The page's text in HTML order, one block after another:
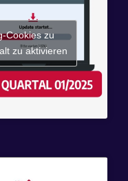
Cookies zu
zu aktivieren